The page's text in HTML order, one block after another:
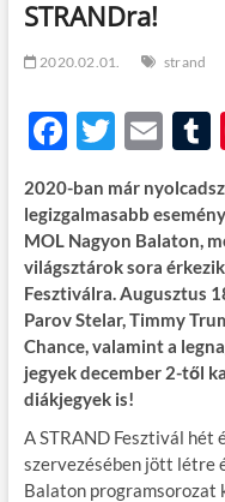
STRANDra!
2020.02.01. strand
F
e
b
o
o
k
T
itt
er
E
ail
r
2020-ban már
legizgalmasabb
MOL Nagyon Balaton,
világsztárok sora
Fesztiválra. Augusztus
Parov Stelar, Timmy
Chance, valamint a
jegyek december 2-től
diákjegyek is!
A STRAND Fesztivál hét
szervezésében jött létre
Balaton programsorozat